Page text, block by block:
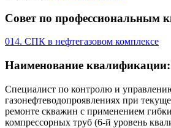
Совет по профессиональным
014. СПК в нефтегазовом комплексе
Наименование квалификации:
Специалист по контролю и
газонефтеводопроявлениях при
ремонте скважин с применением
компрессорных труб (6-й уровень